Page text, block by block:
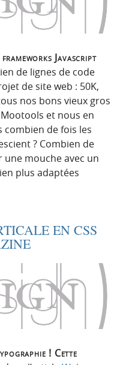
Javascript
de lignes de code
de site web : 50K,
nos bons vieux gros
et nous en
de fois les
? Combien de
une mouche avec un
plus adaptées
EN CSS
! Cette